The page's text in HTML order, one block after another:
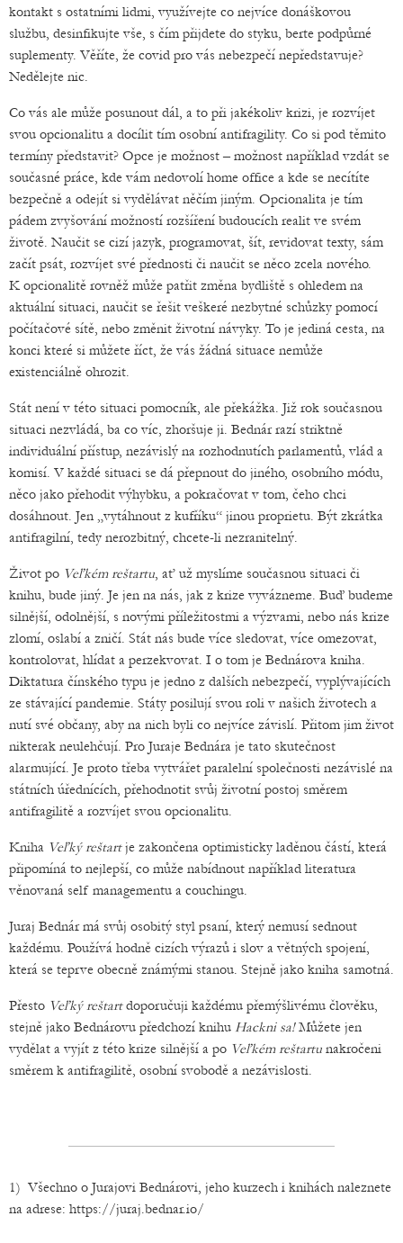
kontakt s ostatními lidmi, využívejte co nejvíce donáškovou
službu, desinfikujte vše, s čím přijdete do styku, berte podpůrné
suplementy. Věříte, že covid pro vás nebezpečí nepředstavuje?
Nedělejte nic.
Co vás ale může posunout dál, a to při jakékoliv krizi, je rozvíjet
svou opcionalitu a docílit tím osobní antifragility. Co si pod těmito
termíny představit? Opce je možnost – možnost například vzdát se
současné práce, kde vám nedovolí home office a kde se necítíte
bezpečně a odejít si vydělávat něčím jiným. Opcionalita je tím
pádem zvyšování možností rozšíření budoucích realit ve svém
životě. Naučit se cizí jazyk, programovat, šít, revidovat texty, sám
začít psát, rozvíjet své přednosti či naučit se něco zcela nového.
K opcionalitě rovněž může patřit změna bydliště s ohledem na
aktuální situaci, naučit se řešit veškeré nezbytné schůzky pomocí
počítačové sítě, nebo změnit životní návyky. To je jediná cesta, na
konci které si můžete říct, že vás žádná situace nemůže
existenciálně ohrozit.
Stát není v této situaci pomocník, ale překážka. Již rok současnou
situaci nezvládá, ba co víc, zhoršuje ji. Bednár razí striktně
individuální přístup, nezávislý na rozhodnutích parlamentů, vlád a
komisí. V každé situaci se dá přepnout do jiného, osobního módu,
něco jako přehodit výhybku, a pokračovat v tom, čeho chci
dosáhnout. Jen „vytáhnout z kufříku“ jinou proprietu. Být zkrátka
antifragilní, tedy nerozbitný, chcete-li nezranitelný.
Život po Veľkém reštartu, ať už myslíme současnou situaci či
knihu, bude jiný. Je jen na nás, jak z krize vyvázneme. Buď budeme
silnější, odolnější, s novými příležitostmi a výzvami, nebo nás krize
zlomí, oslabí a zničí. Stát nás bude více sledovat, více omezovat,
kontrolovat, hlídat a perzekvovat. I o tom je Bednárova kniha.
Diktatura čínského typu je jedno z dalších nebezpečí, vyplývajících
ze stávající pandemie. Státy posilují svou roli v našich životech a
nutí své občany, aby na nich byli co nejvíce závislí. Přitom jim život
nikterak neulehčují. Pro Juraje Bednára je tato skutečnost
alarmující. Je proto třeba vytvářet paralelní společnosti nezávislé na
státních úřednících, přehodnotit svůj životní postoj směrem
antifragilitě a rozvíjet svou opcionalitu.
Kniha Veľký reštartje zakončena optimisticky laděnou částí, která
připomíná to nejlepší, co může nabídnout například literatura
věnovaná self managementu a couchingu.
Juraj Bednár má svůj osobitý styl psaní, který nemusí sednout
každému. Používá hodně cizích výrazů i slov a větných spojení,
která se teprve obecně známými stanou. Stejně jako kniha samotná.
Přesto Veľký reštartdoporučuji každému přemýšlivému člověku,
stejně jako Bednárovu předchozí knihu Hackni sa!Můžete jen
vydělat a vyjít z této krize silnější a po Veľkém reštartu nakročeni
směrem k antifragilitě, osobní svobodě a nezávislosti.
1) Všechno o Jurajovi Bednárovi, jeho kurzech i knihách naleznete
na adrese: https://juraj.bednar.io/